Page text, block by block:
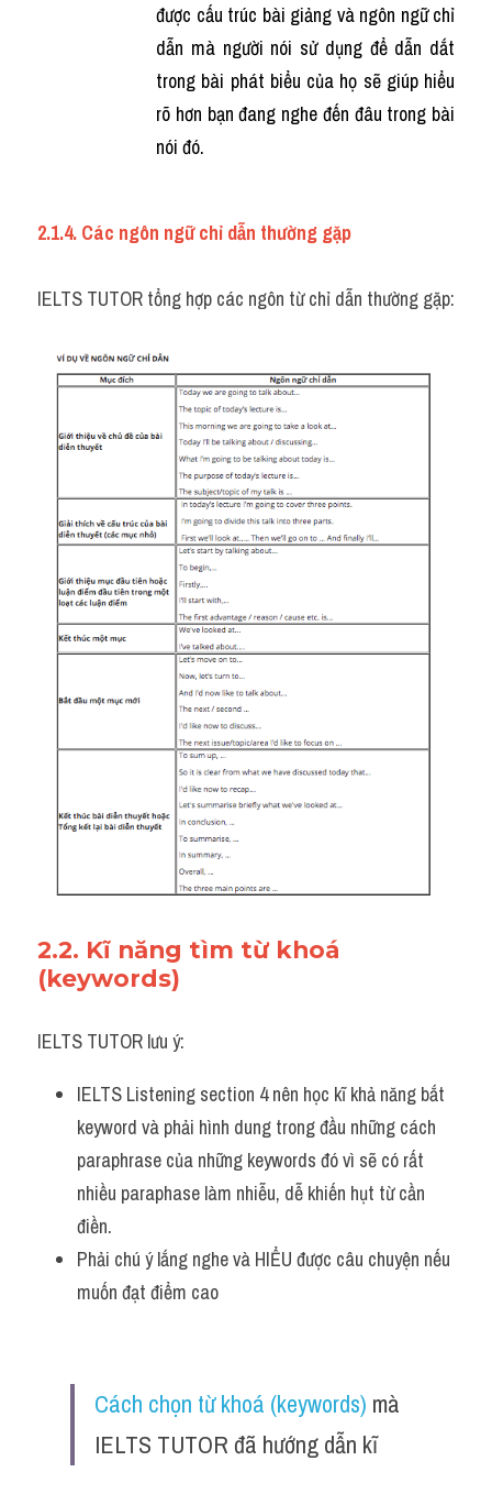
được cấu trúc bài giảng và ngôn ngữ chỉ
dẫn mà người nói sử dụng để dẫn dắt
trong bài phát biểu của họ sẽ giúp hiểu
rõ hơn bạn đang nghe đến đâu trong bài
nói đó.
2.1.4. Các ngôn ngữ chỉ dẫn thường gặp
IELTS TUTOR tổng hợp các ngôn từ chỉ dẫn thường gặp:
2.2. Kĩ năng tìm từ khoá
(keywords)
IELTS TUTOR lưu ý:
IELTS Listening section 4 nên học kĩ khả năng bắt
keyword và phải hình dung trong đầu những cách
paraphrase của những keywords đó vì sẽ có rất
nhiều paraphase làm nhiễu, dễ khiến hụt từ cần
điền.
Phải chú ý lắng nghe và HIỂU được câu chuyện nếu
muốn đạt điểm cao
Cách chọn từ khoá (keywords) mà
IELTS TUTOR đã hướng dẫn kĩ